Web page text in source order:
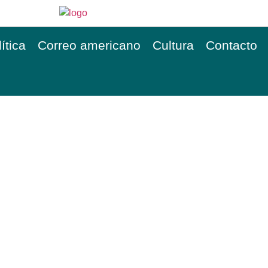
Correo americano Cultura Contacto